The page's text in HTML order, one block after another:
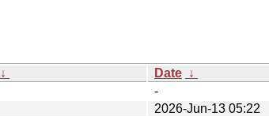
↓ Date ↓
-
2026-Jun-13 05:22